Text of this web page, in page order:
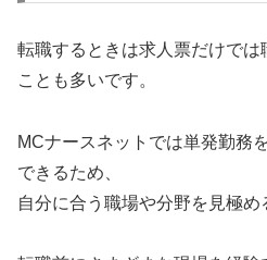
転職するときは求人票だけで
ことも多いです。
MCナースネットでは単発勤務
できるため、
自分に合う職場や分野を見極め